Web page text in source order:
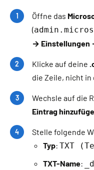
Öffne das
(
→ Einstellungen
Klicke auf deine
die Zeile, nicht in
Wechsle auf die
Eintrag
Stelle folgende
Typ:TXT
TXT-Name: